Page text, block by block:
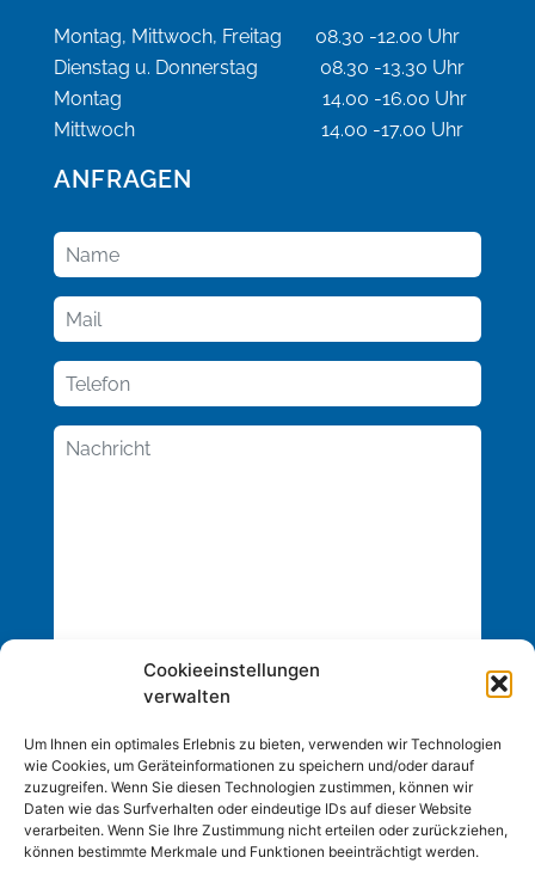
Cookieeinstellungen
verwalten
Um Ihnen ein optimales Erlebnis zu bieten, verwenden wir Technologien
wie Cookies, um Geräteinformationen zu speichern und/oder darauf
zuzugreifen. Wenn Sie diesen Technologien zustimmen, können wir
Daten wie das Surfverhalten oder eindeutige IDs auf dieser Website
verarbeiten. Wenn Sie Ihre Zustimmung nicht erteilen oder zurückziehen,
können bestimmte Merkmale und Funktionen beeinträchtigt werden.
Montag, Mittwoch, Freitag 08.30 -12.00 Uhr
Dienstag u. Donnerstag 08.30 -13.30 Uhr
Montag 14.00 -16.00 Uhr
Mittwoch 14.00 -17.00 Uhr
ANFRAGEN